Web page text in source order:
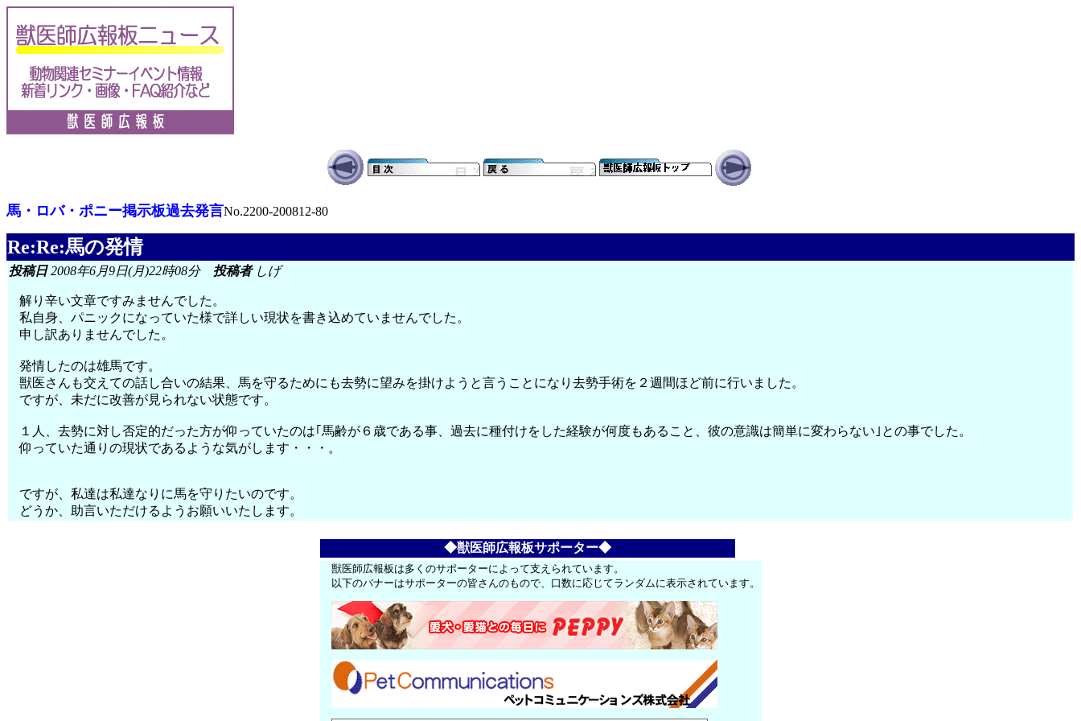
馬・ロバ・ポニー掲示板過去発言No.2200-200812-80
Re:Re:馬の発情
投稿日2008年6月9日(月)22時08分 投稿者しげ
解り辛い文章ですみませんでした。
私自身、パニックになっていた様で詳しい現状を書き込めていませんでした。
申し訳ありませんでした。
発情したのは雄馬です。
獣医さんも交えての話し合いの結果、馬を守るためにも去勢に望みを掛けようと言うことになり去勢手術を２週間ほど前に行いました。
ですが、未だに改善が見られない状態です。
１人、去勢に対し否定的だった方が仰っていたのは｢馬齢が６歳である事、過去に種付けをした経験が何度もあること、彼の意識は簡単に変わらない｣との事でした。
仰っていた通りの現状であるような気がします・・・。
ですが、私達は私達なりに馬を守りたいのです。
どうか、助言いただけるようお願いいたします。
◆獣医師広報板サポーター◆
獣医師広報板は多くのサポーターによって支えられています。
以下のバナーはサポーターの皆さんのもので、口数に応じてランダムに表示されています。